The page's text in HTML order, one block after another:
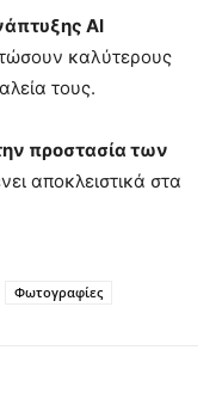
AI
καλύτερους
τους.
προστασία των
αποκλειστικά στα
Φωτογραφίες